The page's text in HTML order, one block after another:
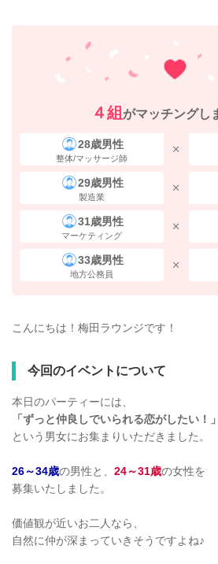
４組 がマッチングし
28歳男性
整体/マッサージ師
29歳男性
製造業
31歳男性
マーケティング
33歳男性
地方公務員
こんにちは！梅田ラウンジです！
今回のイベントについて
本日のパーティーには、
「ずっと仲良しでいられる恋がしたい！」
という男女にお集まりいただきました。
26～34歳の男性と、 24～31歳の女性を
募集いたしました。
価値観が近いお二人なら、
自然に仲が深まっていきそうですよね♪